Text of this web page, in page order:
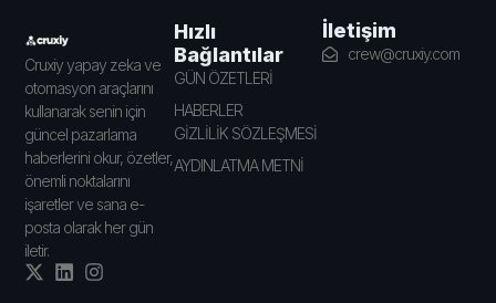
Cruxiy yapay zeka ve
otomasyon araçlarını
kullanarak senin için
güncel pazarlama
haberlerini okur, özetler,
önemli noktalarını
işaretler ve sana e-
posta olarak her gün
iletir.
Hızlı
Bağlantılar
GÜN ÖZETLERİ
HABERLER
GİZLİLİK SÖZLEŞMESİ
AYDINLATMA METNİ
İletişim
crew@cruxiy.com